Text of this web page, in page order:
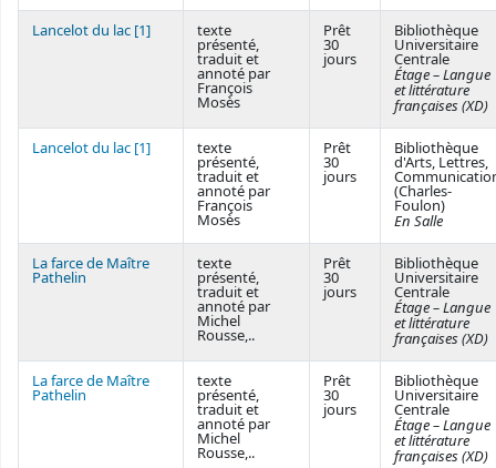
Lancelot du lac [1] texte
présenté,
traduit et
annoté par
François
Mosès
Prêt
30
jours
Bibliothèque
Universitaire
Centrale
Étage – Langue
et littérature
françaises (XD)
Lancelot du lac [1] texte
présenté,
traduit et
annoté par
François
Mosès
Prêt
30
jours
Bibliothèque
d'Arts, Lettres,
(Charles-
Foulon)
En Salle
La farce de Maître
Pathelin
texte
présenté,
traduit et
annoté par
Michel
Rousse,..
Prêt
30
jours
Bibliothèque
Universitaire
Centrale
Étage – Langue
et littérature
françaises (XD)
La farce de Maître
Pathelin
texte
présenté,
traduit et
annoté par
Michel
Rousse,..
Prêt
30
jours
Bibliothèque
Universitaire
Centrale
Étage – Langue
et littérature
françaises (XD)